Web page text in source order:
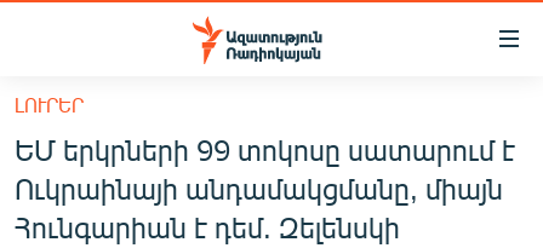
Մատչելիության
հիմնական
բովանդակությանը
Անցնել
հիմնական
մենյուին
ՀԱՅԱՍՏԱՆ
ՔԱՂԱՔԱԿԱՆ
ԼՈՒՐԵՐ
ԵՄ երկրների 99 տոկոսը սատարում է
Ուկրաինայի անդամակցմանը, միայն
Հունգարիան է դեմ. Զելենսկի